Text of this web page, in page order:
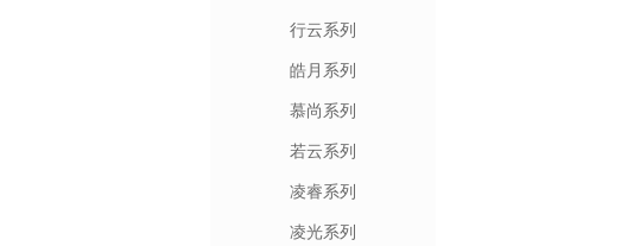
行云系列
皓月系列
慕尚系列
若云系列
凌睿系列
凌光系列